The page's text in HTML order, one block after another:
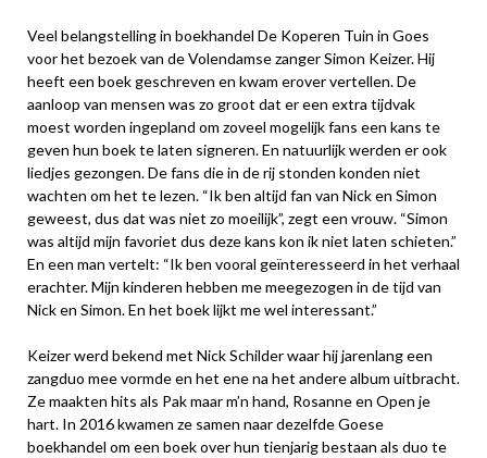
Veel belangstelling in boekhandel De Koperen Tuin in Goes
voor het bezoek van de Volendamse zanger Simon Keizer. Hij
heeft een boek geschreven en kwam erover vertellen. De
aanloop van mensen was zo groot dat er een extra tijdvak
moest worden ingepland om zoveel mogelijk fans een kans te
geven hun boek te laten signeren. En natuurlijk werden er ook
liedjes gezongen. De fans die in de rij stonden konden niet
wachten om het te lezen. “Ik ben altijd fan van Nick en Simon
geweest, dus dat was niet zo moeilijk”, zegt een vrouw. “Simon
was altijd mijn favoriet dus deze kans kon ik niet laten schieten.”
En een man vertelt: “Ik ben vooral geïnteresseerd in het verhaal
erachter. Mijn kinderen hebben me meegezogen in de tijd van
Nick en Simon. En het boek lijkt me wel interessant.”
Keizer werd bekend met Nick Schilder waar hij jarenlang een
zangduo mee vormde en het ene na het andere album uitbracht.
Ze maakten hits als Pak maar m’n hand, Rosanne en Open je
hart. In 2016 kwamen ze samen naar dezelfde Goese
boekhandel om een boek over hun tienjarig bestaan als duo te